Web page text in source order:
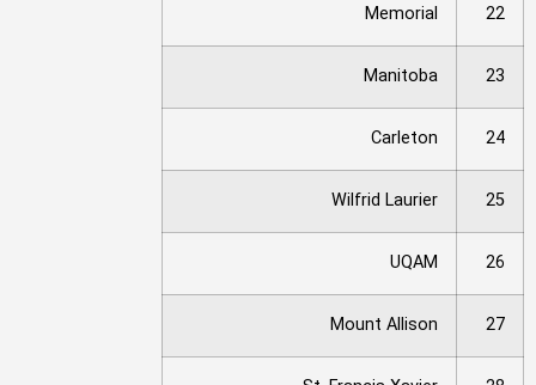
22
Memorial
23
Manitoba
24
Carleton
25
Wilfrid Laurier
26
UQAM
27
Mount Allison